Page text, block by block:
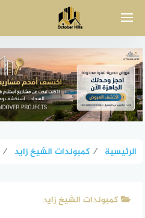
الرئيسية ⁄ كمبوندات الشيخ زايد ⁄
كمبوندات الشيخ زايد